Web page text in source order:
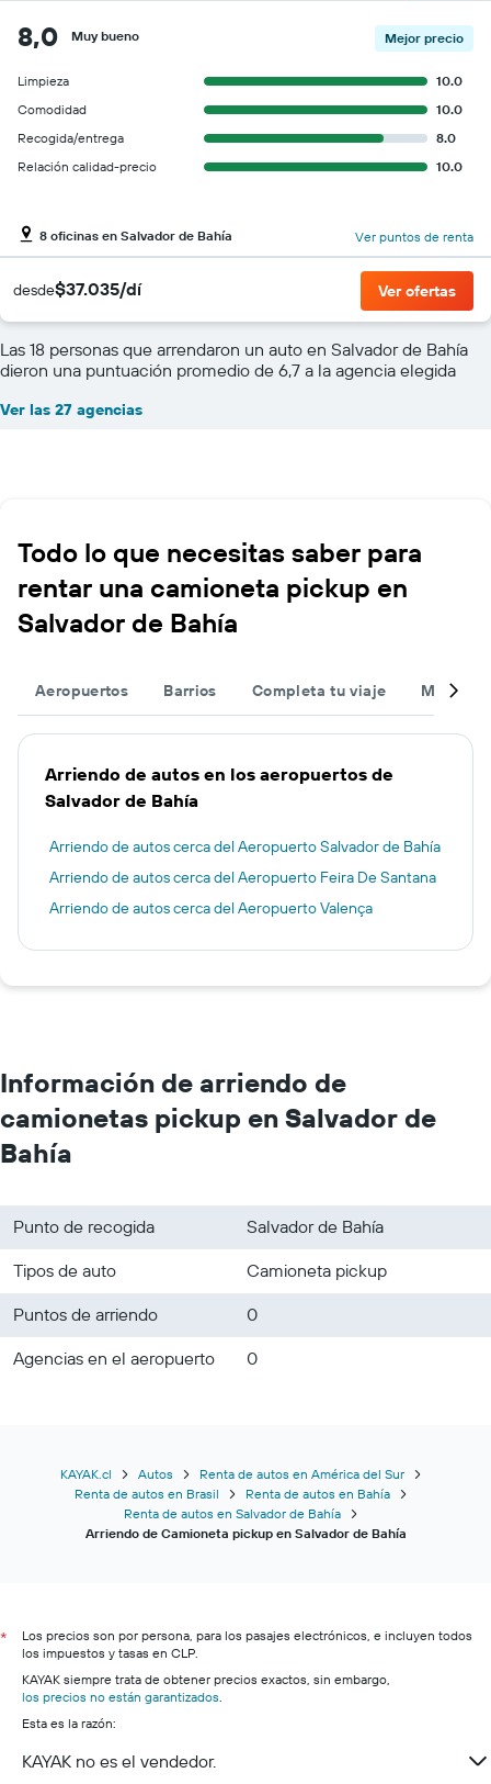
8,0 Muy bueno Mejor precio
Limpieza
10.0
Comodidad
10.0
Recogida/entrega
8.0
Relación calidad-precio
10.0
8 oficinas en Salvador de Bahía Ver puntos de renta
desde$37.035/dí Ver ofertas
Las 18 personas que arrendaron un auto en Salvador de Bahía
dieron una puntuación promedio de 6,7 a la agencia elegida
Ver las 27 agencias
Todo lo que necesitas saber para
rentar una camioneta pickup en
Salvador de Bahía
Aeropuertos Barrios Completa tu viaje Muchas
Arriendo de autos en los aeropuertos de
Salvador de Bahía
Arriendo de autos cerca del Aeropuerto Salvador de Bahía
Arriendo de autos cerca del Aeropuerto Feira De Santana
Arriendo de autos cerca del Aeropuerto Valença
Información de arriendo de
camionetas pickup en Salvador de
Bahía
Punto de recogida
Salvador de Bahía
Tipos de auto
Camioneta pickup
Puntos de arriendo
0
Agencias en el aeropuerto
0
KAYAK.cl Autos
Renta de autos en América del Sur
Renta de autos en Brasil
Renta de autos en Bahía
Renta de autos en Salvador de Bahía
Arriendo de Camioneta pickup en Salvador de Bahía
*
Los precios son por persona, para los pasajes electrónicos, e incluyen todos
los impuestos y tasas en CLP.
KAYAK siempre trata de obtener precios exactos, sin embargo,
los precios no están garantizados.
Esta es la razón:
KAYAK no es el vendedor.